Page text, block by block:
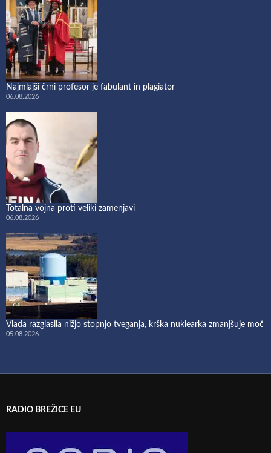
Najmlajši črni profesor je fabulant in plagiator
06.08.2026
Totalna vojna proti veliki zamenjavi
06.08.2026
Vlada razglasila nižjo stopnjo tveganja, krška nuklearka zmanjšuje moč
05.08.2026
RADIO BREŽICE EU